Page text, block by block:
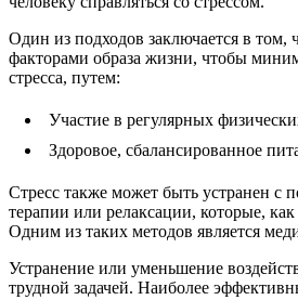
Один из подходов заключается в том,
факторами образа жизни, чтобы
стресса, путем:
Участие в регулярных
Здоровое, сбалансированное
Стресс также может быть устранен с
терапии или релаксации, которые,
Одним из таких методов является
Устранение или уменьшение
трудной задачей. Наиболее